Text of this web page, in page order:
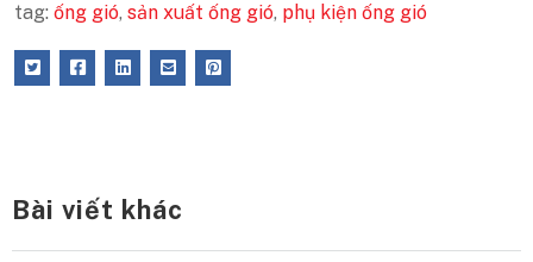
tag: ống gió, sản xuất ống gió, phụ kiện ống gió
Bài viết khác